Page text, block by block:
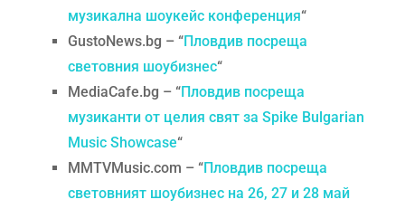
музикална шоукейс конференция“
GustoNews.bg – “Пловдив посреща
световния шоубизнес“
MediaCafe.bg – “Пловдив посреща
музиканти от целия свят за Spike Bulgarian
Music Showcase“
MMTVMusic.com – “Пловдив посреща
световният шоубизнес на 26, 27 и 28 май